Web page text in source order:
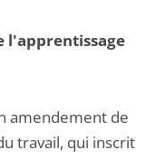
l'apprentissage
amendement de
travail, qui inscrit